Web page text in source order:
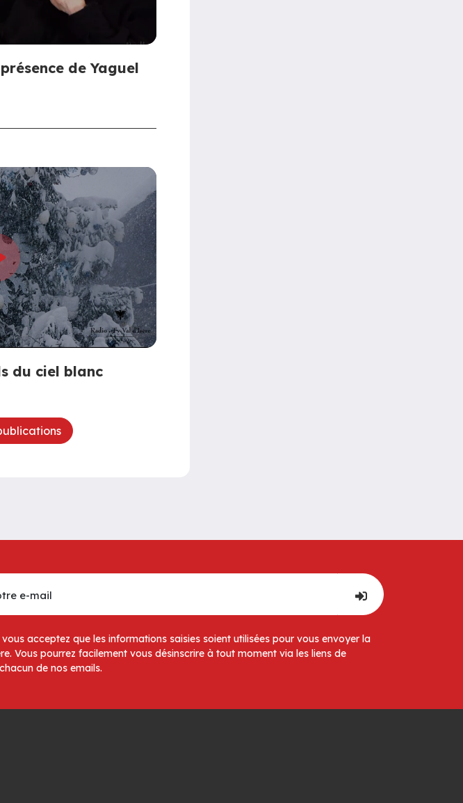
de Yaguel
du ciel blanc
acceptez que les informations saisies soient utilisées pour vous envoyer la
Vous pourrez facilement vous désinscrire à tout moment via les liens de
de nos emails.